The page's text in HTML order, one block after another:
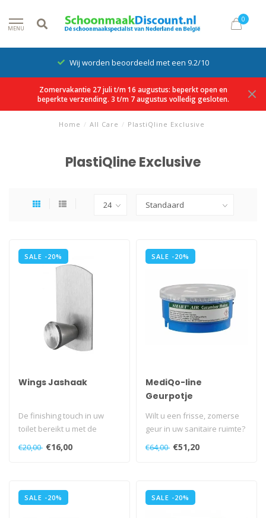
MENU
0
Wij worden beoordeeld met een 9.2/10
Zomervakantie 27 juli t/m 16 augustus: beperkt open en
beperkte verzending. 3 t/m 7 augustus volledig gesloten.
Home / All Care / PlastiQline Exclusive
PlastiQline Exclusive
SALE -20%
Wings Jashaak
De finishing touch in uw
toilet bereikt u met de
aanschaf van deze
€20,00 €16,00
SALE -20%
MediQo-line
Geurpotje
Cucumber-Melon - 10
stuks
Wilt u een frisse, zomerse
geur in uw sanitaire ruimte?
Dan is het geurpotje kom..
€64,00 €51,20
SALE -20% SALE -20%